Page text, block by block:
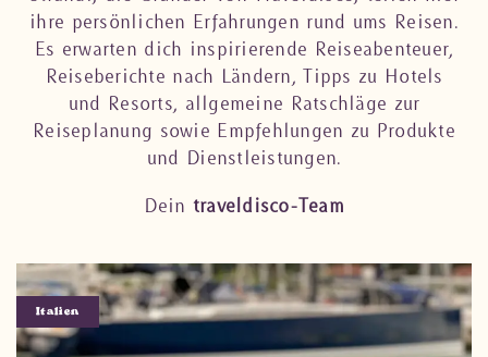
ihre persönlichen Erfahrungen rund ums Reisen.
Es erwarten dich inspirierende Reiseabenteuer,
Reiseberichte nach Ländern, Tipps zu Hotels
und Resorts, allgemeine Ratschläge zur
Reiseplanung sowie Empfehlungen zu Produkte
und Dienstleistungen.
Dein traveldisco-Team
Italien